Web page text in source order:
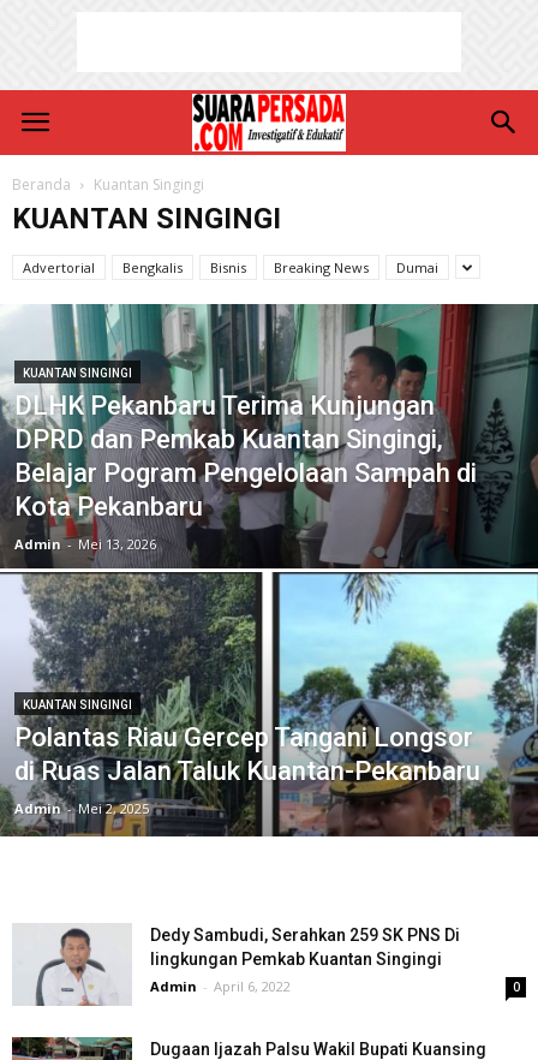
Beranda Kuantan Singingi
KUANTAN SINGINGI
Advertorial Bengkalis Bisnis Breaking News Dumai
KUANTAN SINGINGI
DLHK Pekanbaru Terima Kunjungan
DPRD dan Pemkab Kuantan Singingi,
Belajar Pogram Pengelolaan Sampah di
Kota Pekanbaru
Admin - Mei 13, 2026
KUANTAN SINGINGI
Polantas Riau Gercep Tangani Longsor
di Ruas Jalan Taluk Kuantan-Pekanbaru
Admin - Mei 2, 2025
Dedy Sambudi, Serahkan 259 SK PNS Di
lingkungan Pemkab Kuantan Singingi
Admin - April 6, 2022 0
Dugaan Ijazah Palsu Wakil Bupati Kuansing